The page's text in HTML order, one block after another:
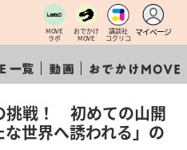
MOVE
ラボ
おでかけ
MOVE
講談社
コクリコ
マイページ
挑戦！ 初めての山開
世界へ誘われる」の